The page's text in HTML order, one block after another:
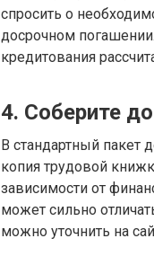
спросить о
досрочном
кредитования
4. Cоберите
В стандартный пакет
копия трудовой
зависимости от
может сильно
можно уточнить на